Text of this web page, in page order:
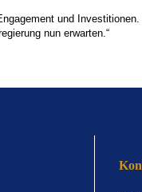
und
nun erwarten.“